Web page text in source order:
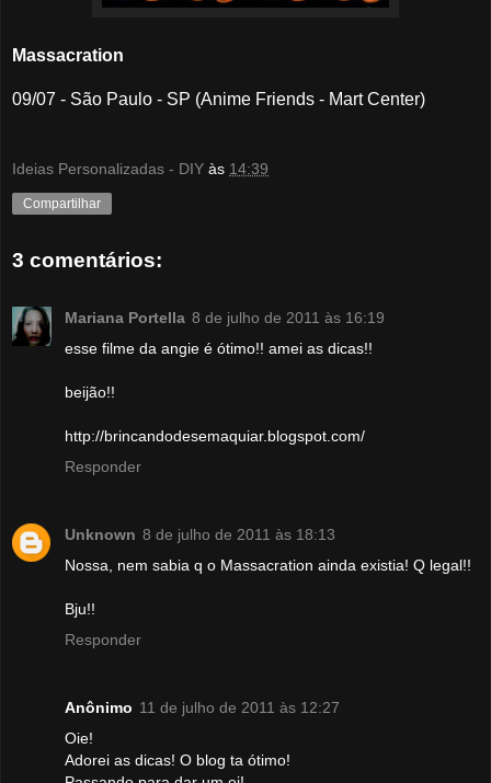
Massacration
09/07 - São Paulo - SP (Anime Friends - Mart Center)
Ideias Personalizadas - DIY às 14:39
Compartilhar
3 comentários:
Mariana Portella 8 de julho de 2011 às 16:19
esse filme da angie é ótimo!! amei as dicas!!
beijão!!
http://brincandodesemaquiar.blogspot.com/
Responder
Unknown 8 de julho de 2011 às 18:13
Nossa, nem sabia q o Massacration ainda existia! Q legal!!
Bju!!
Responder
Anônimo 11 de julho de 2011 às 12:27
Oie!
Adorei as dicas! O blog ta ótimo!